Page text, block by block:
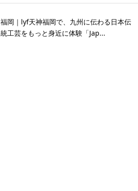
福岡｜lyf天神福岡で、九州に伝わる日本伝
統工芸をもっと身近に体験「Jap...